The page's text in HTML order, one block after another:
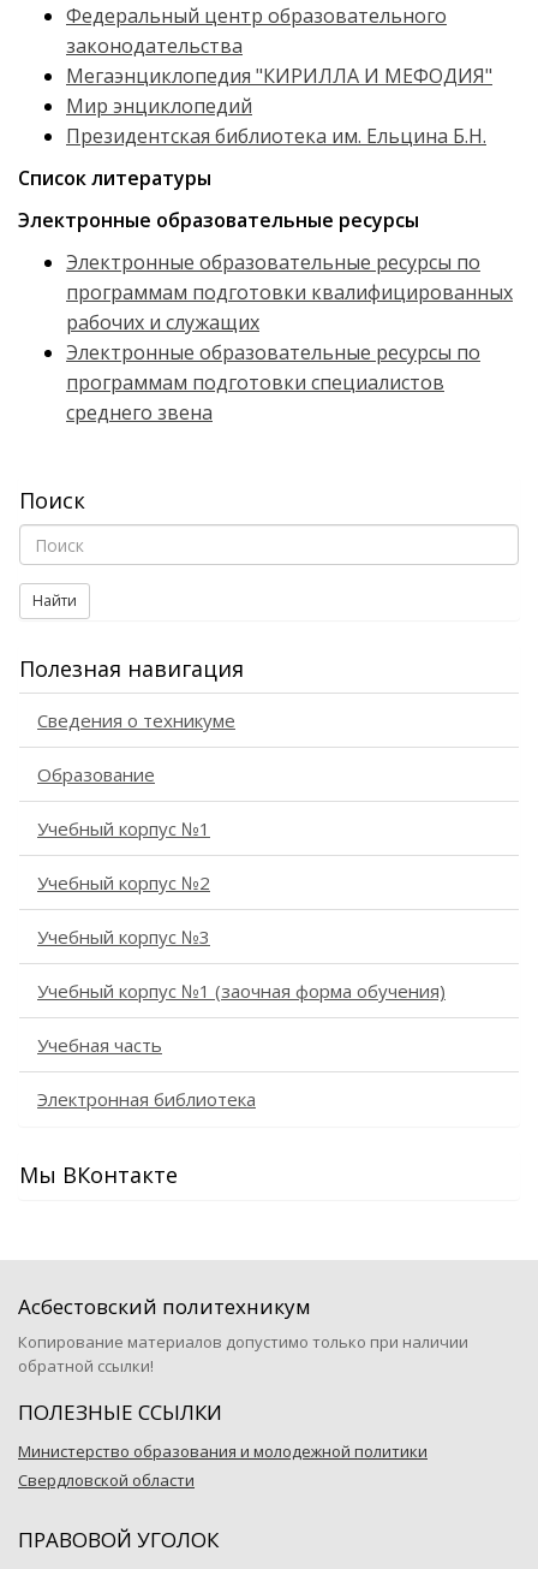
Федеральный центр образовательного
законодательства
Мегаэнциклопедия "КИРИЛЛА И МЕФОДИЯ"
Мир энциклопедий
Президентская библиотека им. Ельцина Б.Н.
Список литературы
Электронные образовательные ресурсы
Электронные образовательные ресурсы по
программам подготовки квалифицированных
рабочих и служащих
Электронные образовательные ресурсы по
программам подготовки специалистов
среднего звена
Поиск
Найти
Полезная навигация
Сведения о техникуме
Образование
Учебный корпус №1
Учебный корпус №2
Учебный корпус №3
Учебный корпус №1 (заочная форма обучения)
Учебная часть
Электронная библиотека
Мы ВКонтакте
Асбестовский политехникум
Копирование материалов допустимо только при наличии
обратной ссылки!
ПОЛЕЗНЫЕ ССЫЛКИ
Министерство образования и молодежной политики
Свердловской области
ПРАВОВОЙ УГОЛОК